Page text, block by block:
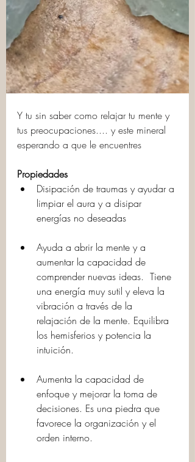
Y tu sin saber como relajar tu mente y
tus preocupaciones.... y este mineral
esperando a que le encuentres
Propiedades
Disipación de traumas y ayudar a
limpiar el aura y a disipar
energías no deseadas
Ayuda a abrir la mente y a
aumentar la capacidad de
comprender nuevas ideas.  Tiene
una energía muy sutil y eleva la
vibración a través de la
relajación de la mente. Equilibra
los hemisferios y potencia la
intuición.
Aumenta la capacidad de
enfoque y mejorar la toma de
decisiones. Es una piedra que
favorece la organización y el
orden interno.